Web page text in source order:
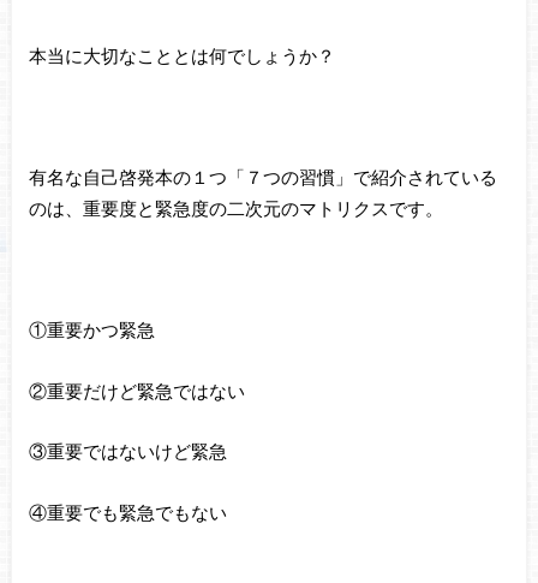
本当に大切なこととは何でしょうか？
有名な自己啓発本の１つ「７つの習慣」で紹介されている
のは、重要度と緊急度の二次元のマトリクスです。
①重要かつ緊急
②重要だけど緊急ではない
③重要ではないけど緊急
④重要でも緊急でもない